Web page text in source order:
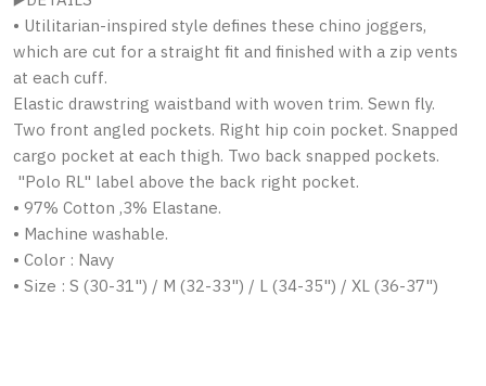
• Utilitarian-inspired style defines these chino joggers,
which are cut for a straight fit and finished with a zip vents
at each cuff.
Elastic drawstring waistband with woven trim. Sewn fly.
Two front angled pockets. Right hip coin pocket. Snapped
cargo pocket at each thigh. Two back snapped pockets.
"Polo RL" label above the back right pocket.
• 97% Cotton ,3% Elastane.
• Machine washable.
• Color : Navy
• Size : S (30-31") / M (32-33") / L (34-35") / XL (36-37")